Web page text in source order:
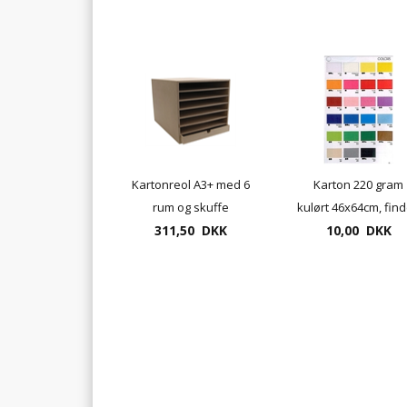
Kartonreol A3+ med 6
rum og skuffe
311,50 DKK
Karton 220 gram
kulørt 46x64cm,
i 10 farver
10,00 DKK